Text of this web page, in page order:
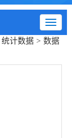
统计数据 > 数据